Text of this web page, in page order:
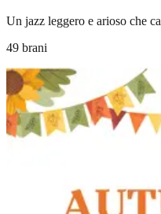
Un jazz leggero e arioso che
49 brani